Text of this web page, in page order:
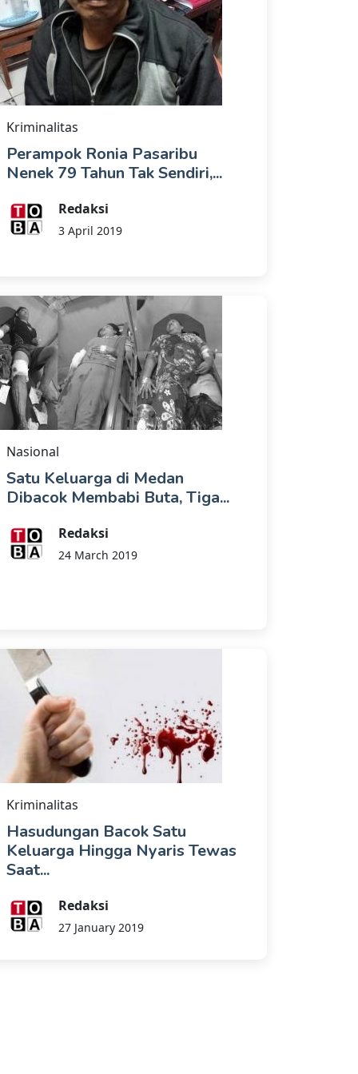
Kriminalitas
Perampok Ronia Pasaribu
Nenek 79 Tahun Tak Sendiri,...
Redaksi
3 April 2019
Nasional
Satu Keluarga di Medan
Dibacok Membabi Buta, Tiga...
Redaksi
24 March 2019
Kriminalitas
Hasudungan Bacok Satu
Keluarga Hingga Nyaris Tewas
Saat...
Redaksi
27 January 2019